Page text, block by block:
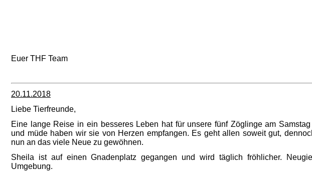
Euer THF Team
20.11.2018
Liebe Tierfreunde,
Eine lange Reise in ein besseres Leben hat für unsere fünf Zöglinge am
und müde haben wir sie von Herzen empfangen. Es geht allen soweit gut,
nun an das viele Neue zu gewöhnen.
Sheila ist auf einen Gnadenplatz gegangen und wird täglich fröhlicher.
Umgebung.